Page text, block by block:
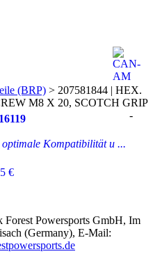
Kompatibilität u ...
€
(BRP) > 207581844 | HEX.
M8 X 20, SCOTCH GRIP
-
Powersports GmbH, Im
(Germany), E-Mail: